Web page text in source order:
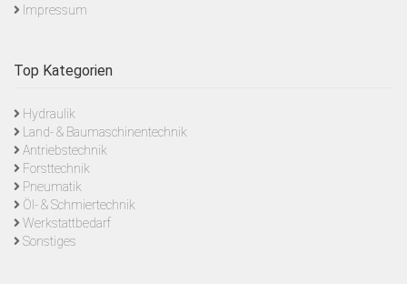
Impressum
Top Kategorien
Hydraulik
Land- & Baumaschinentechnik
Antriebstechnik
Forsttechnik
Pneumatik
Öl- & Schmiertechnik
Werkstattbedarf
Sonstiges